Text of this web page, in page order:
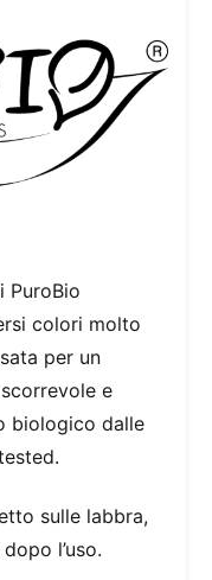
PuroBio
colori molto
per un
e
biologico dalle
sulle labbra,
l’uso.